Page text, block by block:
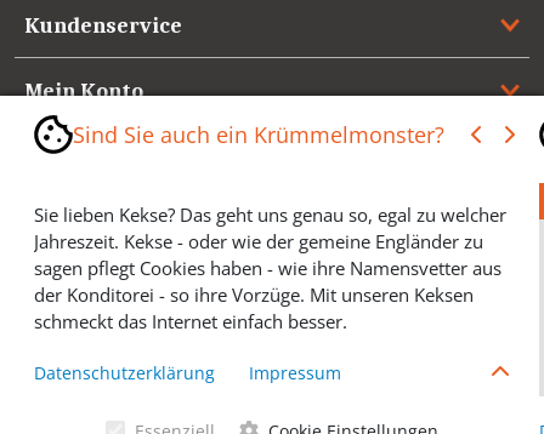
Kundenservice
Mein Konto
Referenzen
Medienspiegel & Presseinformationen
*** Vertrag widerrufen ***
Sind Sie auch ein Krümmelmonster?
Sie lieben Kekse? Das geht uns genau so, egal zu welcher
Jahreszeit. Kekse - oder wie der gemeine Engländer zu
sagen pflegt Cookies haben - wie ihre Namensvetter aus
der Konditorei - so ihre Vorzüge. Mit unseren Keksen
schmeckt das Internet einfach besser.
Cookies helfen Ihnen, Ihre gewünschten Artikel schneller
Werbung sparen und selbstverständlich anonyme
Datenschutzerklärung Impressum